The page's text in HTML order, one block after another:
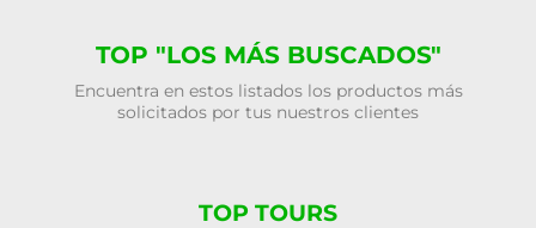
TOP "LOS MÁS BUSCADOS"
Encuentra en estos listados los productos más
solicitados por tus nuestros clientes
TOP TOURS